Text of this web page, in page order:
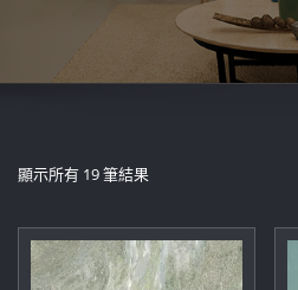
顯示所有 19 筆結果依
新
項
目